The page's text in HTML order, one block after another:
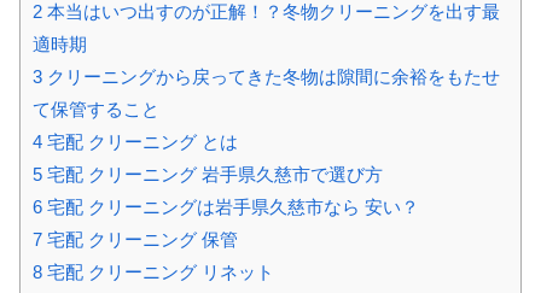
2 本当はいつ出すのが正解！？冬物クリーニングを出す最
適時期
3 クリーニングから戻ってきた冬物は隙間に余裕をもたせ
て保管すること
4 宅配 クリーニング とは
5 宅配 クリーニング 岩手県久慈市で選び方
6 宅配 クリーニングは岩手県久慈市なら 安い？
7 宅配 クリーニング 保管
8 宅配 クリーニング リネット